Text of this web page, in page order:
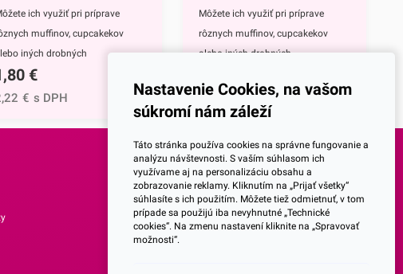
ich využiť pri príprave
muffinov, cupcakekov
iných drobných
sú vyrábané z
ktorý je vhodný na priamy
Vám aj
€
€ s DPH
Môžete ich využiť pri príprave
rôznych muffinov, cupcakekov
alebo iných drobných
papiera, ktorý je vhodný na priamy
styk s potravinami. Môžete ich
spodný priemer je 6,5 cm, výška je
2 cm a vrchný priemer je 10,5
cm.Jedno balenie obsahuje 200
košíčkov.Odporúčame Vám aj
ostatné motívy našich košíčkov.
2,15 € s DPH
SOCIALNE SIETE
Facebook
Nastavenie Cookies, na vašom
súkromí nám záleží
Táto stránka používa cookies na správne fungovanie a
analýzu návštevnosti. S vaším súhlasom ich
využívame aj na personalizáciu obsahu a
zobrazovanie reklamy. Kliknutím na „Prijať všetky“
súhlasíte s ich použitím. Môžete tiež odmietnuť, v tom
prípade sa použijú iba nevyhnutné „Technické
cookies“. Na zmenu nastavení kliknite na „Spravovať
možnosti“.